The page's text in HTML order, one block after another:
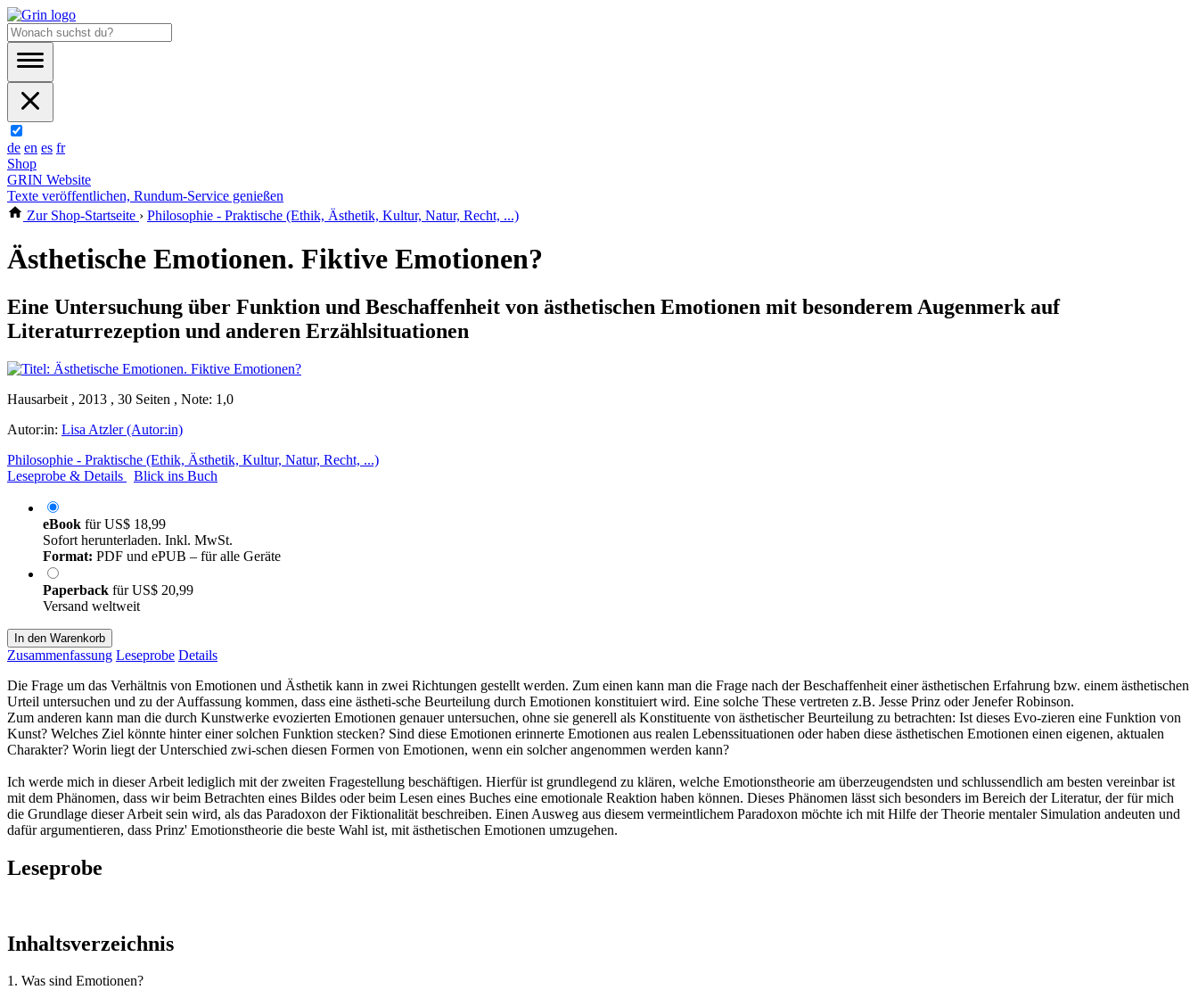
de en es fr
Shop
GRIN Website
Texte veröffentlichen, Rundum-Service genießen
Zur Shop-Startseite › Philosophie - Praktische (Ethik, Ästhetik, Kultur, Natur, Recht, ...)
Ästhetische Emotionen. Fiktive Emotionen?
Eine Untersuchung über Funktion und Beschaffenheit von ästhetischen Emotionen mit besonderem Augenmerk auf
Literaturrezeption und anderen Erzählsituationen
Hausarbeit , 2013 , 30 Seiten , Note: 1,0
Autor:in: Lisa Atzler (Autor:in)
Philosophie - Praktische (Ethik, Ästhetik, Kultur, Natur, Recht, ...)
Leseprobe & Details
Blick ins Buch
eBook fürUS$ 18,99
Sofort herunterladen. Inkl. MwSt.
Format: PDF und ePUB – für alle Geräte
Paperback fürUS$ 20,99
Versand weltweit
In den Warenkorb
Zusammenfassung Leseprobe Details
Die Frage um das Verhältnis von Emotionen und Ästhetik kann in zwei Richtungen gestellt werden. Zum einen kann man die Frage nach der Beschaffenheit einer ästhetischen Erfahrung bzw. einem ästhetischen
Urteil untersuchen und zu der Auffassung kommen, dass eine ästheti-sche Beurteilung durch Emotionen konstituiert wird. Eine solche These vertreten z.B. Jesse Prinz oder Jenefer Robinson.
Zum anderen kann man die durch Kunstwerke evozierten Emotionen genauer untersuchen, ohne sie generell als Konstituente von ästhetischer Beurteilung zu betrachten: Ist dieses Evo-zieren eine Funktion von
Kunst? Welches Ziel könnte hinter einer solchen Funktion stecken? Sind diese Emotionen erinnerte Emotionen aus realen Lebenssituationen oder haben diese ästhetischen Emotionen einen eigenen, aktualen
Charakter? Worin liegt der Unterschied zwi-schen diesen Formen von Emotionen, wenn ein solcher angenommen werden kann?
Ich werde mich in dieser Arbeit lediglich mit der zweiten Fragestellung beschäftigen. Hierfür ist grundlegend zu klären, welche Emotionstheorie am überzeugendsten und schlussendlich am besten vereinbar ist
mit dem Phänomen, dass wir beim Betrachten eines Bildes oder beim Lesen eines Buches eine emotionale Reaktion haben können. Dieses Phänomen lässt sich besonders im Bereich der Literatur, der für mich
die Grundlage dieser Arbeit sein wird, als das Paradoxon der Fiktionalität beschreiben. Einen Ausweg aus diesem vermeintlichem Paradoxon möchte ich mit Hilfe der Theorie mentaler Simulation andeuten und
dafür argumentieren, dass Prinz' Emotionstheorie die beste Wahl ist, mit ästhetischen Emotionen umzugehen.
Leseprobe
Inhaltsverzeichnis
1. Was sind Emotionen?